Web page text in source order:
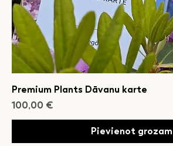
Premium Plants Dāvanu karte
Cena
100,00 €
Pievienot grozam